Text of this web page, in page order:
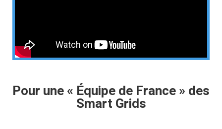
Pour une « Équipe de France » des
Smart Grids